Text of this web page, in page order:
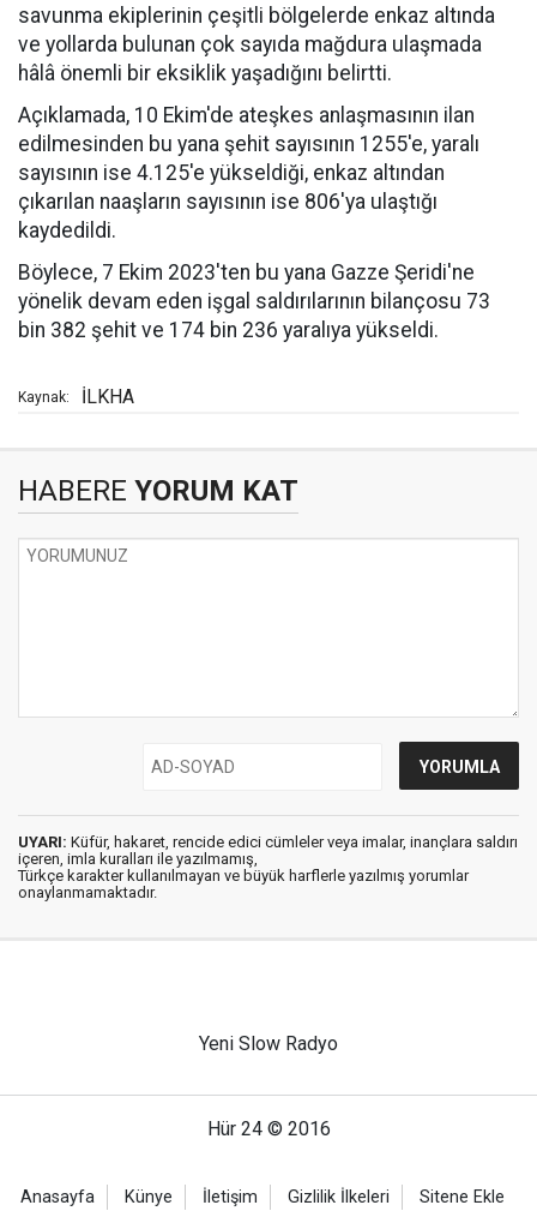
savunma ekiplerinin çeşitli bölgelerde enkaz altında
ve yollarda bulunan çok sayıda mağdura ulaşmada
hâlâ önemli bir eksiklik yaşadığını belirtti.
Açıklamada, 10 Ekim'de ateşkes anlaşmasının ilan
edilmesinden bu yana şehit sayısının 1255'e, yaralı
sayısının ise 4.125'e yükseldiği, enkaz altından
çıkarılan naaşların sayısının ise 806'ya ulaştığı
kaydedildi.
Böylece, 7 Ekim 2023'ten bu yana Gazze Şeridi'ne
yönelik devam eden işgal saldırılarının bilançosu 73
bin 382 şehit ve 174 bin 236 yaralıya yükseldi.
Kaynak: İLKHA
HABERE YORUM KAT
UYARI: Küfür, hakaret, rencide edici cümleler veya imalar, inançlara saldırı
içeren, imla kuralları ile yazılmamış,
Türkçe karakter kullanılmayan ve büyük harflerle yazılmış yorumlar
onaylanmamaktadır.
Yeni Slow Radyo
Hür 24 © 2016
Anasayfa Künye İletişim Gizlilik İlkeleri Sitene Ekle